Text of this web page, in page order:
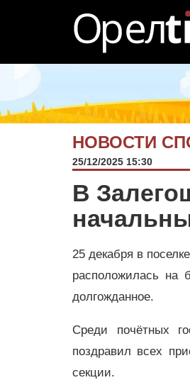
НОВОСТИ
25/12/2025 15:30
В
25 декабря в
расположилась на
долгожданное.
Среди почётных
поздравил всех
секции.